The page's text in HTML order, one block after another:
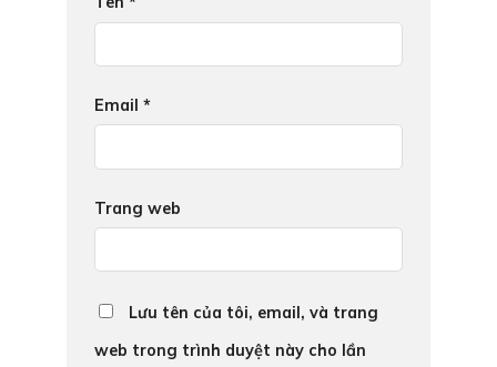
Email *
Trang web
Lưu tên của tôi, email, và trang
web trong trình duyệt này cho lần